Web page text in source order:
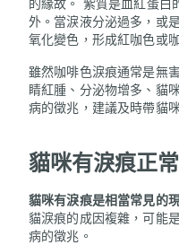
外。當淚液分泌過多，或
氧化變色，形成紅咖色或
雖然咖啡色淚痕通常是無
睛紅腫、分泌物增多、貓
病的徵兆，建議及時帶貓
貓咪有淚痕正
貓咪有淚痕是相當常見的
貓淚痕的成因複雜，可能
病的徵兆。